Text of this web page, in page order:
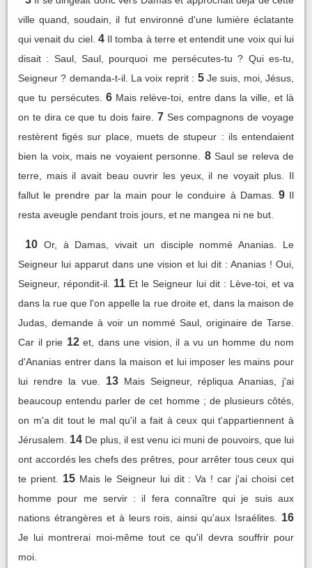
ville quand, soudain, il fut environné d'une lumière éclatante
qui venait du ciel. 4 Il tomba à terre et entendit une voix qui lui
disait : Saul, Saul, pourquoi me persécutes-tu ? Qui es-tu,
Seigneur ? demanda-t-il. La voix reprit : 5 Je suis, moi, Jésus,
que tu persécutes. 6 Mais relève-toi, entre dans la ville, et là
on te dira ce que tu dois faire. 7 Ses compagnons de voyage
restèrent figés sur place, muets de stupeur : ils entendaient
bien la voix, mais ne voyaient personne.
8 Saul se releva de
terre, mais il avait beau ouvrir les yeux, il ne voyait plus. Il
fallut le prendre par la main pour le conduire à Damas.
9 Il
resta aveugle pendant trois jours, et ne mangea ni ne but.
10 Or, à Damas, vivait un disciple nommé Ananias. Le
Seigneur lui apparut dans une vision et lui dit : Ananias ! Oui,
Seigneur, répondit-il.
11 Et le Seigneur lui dit : Lève-toi, et va
dans la rue que l'on appelle la rue droite et, dans la maison de
Judas, demande à voir un nommé Saul, originaire de Tarse.
Car il prie 12 et, dans une vision, il a vu un homme du nom
d'Ananias entrer dans la maison et lui imposer les mains pour
lui rendre la vue.
13 Mais Seigneur, répliqua Ananias, j'ai
beaucoup entendu parler de cet homme ; de plusieurs côtés,
on m'a dit tout le mal qu'il a fait à ceux qui t'appartiennent à
Jérusalem.
14 De plus, il est venu ici muni de pouvoirs, que lui
ont accordés les chefs des prêtres, pour arrêter tous ceux qui
te prient.
15 Mais le Seigneur lui dit : Va ! car j'ai choisi cet
homme pour me servir : il fera connaître qui je suis aux
nations étrangères et à leurs rois, ainsi qu'aux Israélites.
16
Je lui montrerai moi-même tout ce qu'il devra souffrir pour
moi.